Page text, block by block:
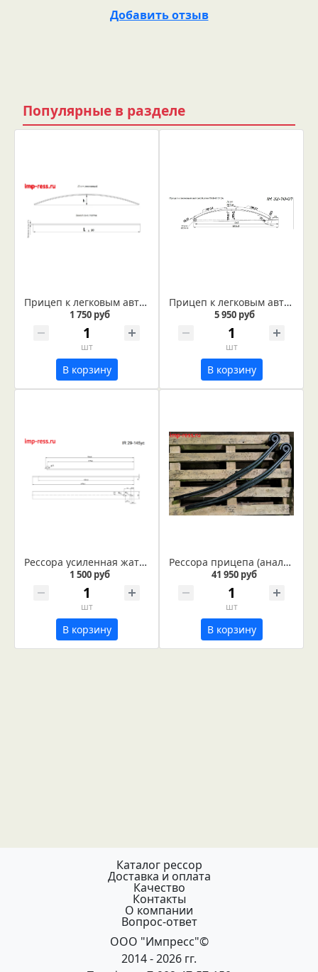
Добавить отзыв
Популярные в разделе
Прицеп к легковым автомобилям ЛАВ- 81013А рессора, лист дополнительный из полосы 50*8 (Арт. IR 32-10-02)
1 750 руб
шт
В корзину
Прицеп к легковым автомобилям ЛАВ- 81013А рессора, лист №1 (Арт. IR 32-10-01)
5 950 руб
шт
В корзину
Рессора усиленная жатки Палессе КЗК 2503405А/-01 (IR 29-145ус)
1 500 руб
шт
В корзину
Рессора прицепа (аналог ADR 4181003)
41 950 руб
шт
В корзину
Каталог рессор
Доставка и оплата
Качество
Контакты
О компании
Вопрос-ответ
ООО "Импресс"©
2014 - 2026 гг.